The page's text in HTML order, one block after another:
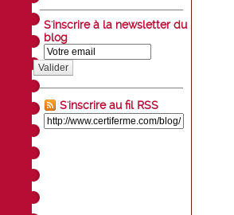
S'inscrire à la newsletter du
blog
Valider
S'inscrire au fil RSS